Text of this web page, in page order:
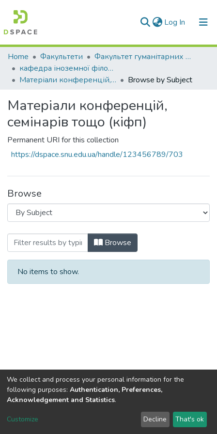
Log In (current)
Communities & Collections
All of DSpace
Home Факультети
Факультет гуманітарних та соціальних наук
кафедра іноземної філології та перекладу
Матеріали конференцій, семінарів тощо (кіфп)
Browse by Subject
Матеріали конференцій,
семінарів тощо (кіфп)
Permanent URI for this collection
https://dspace.snu.edu.ua/handle/123456789/703
Browse
Browsing Матеріали конференцій,
Browse
No items to show.
Dspace & Volodymyr Dahl East Ukrainian National University
LYRASIS
Send Feedback
We collect and process your personal information for the
following purposes: Authentication, Preferences,
Acknowledgement and Statistics.
Customize Decline That's ok